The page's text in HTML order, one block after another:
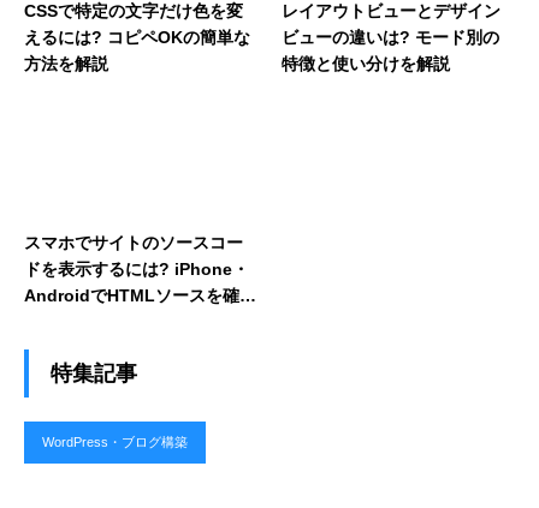
CSSで特定の文字だけ色を変
えるには? コピペOKの簡単な
方法を解説
レイアウトビューとデザイン
ビューの違いは? モード別の
特徴と使い分けを解説
スマホでサイトのソースコー
ドを表示するには? iPhone・
AndroidでHTMLソースを確認
特集記事
WordPress・ブログ構築